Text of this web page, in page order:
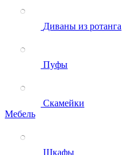
Диваны из ротанга
Пуфы
Скамейки
Мебель
Шкафы